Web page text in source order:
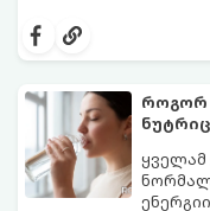
და
გარეშე
და
როგორ
ყველამ